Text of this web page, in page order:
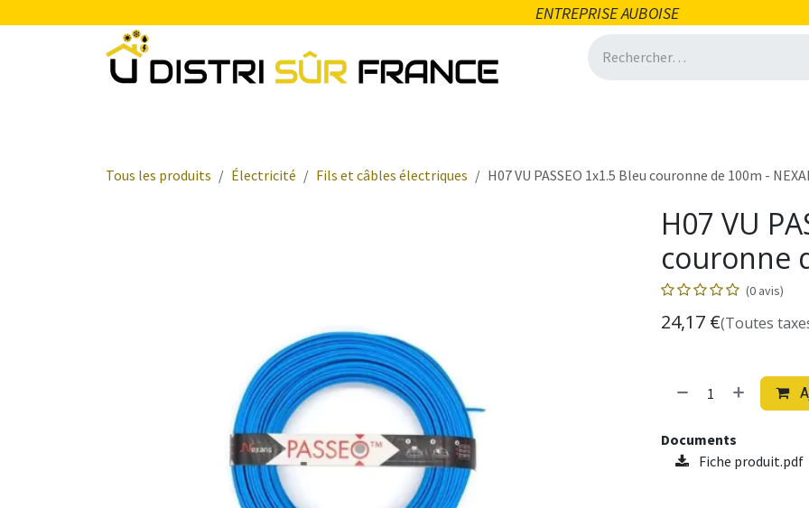
ENTREPRISE AUBOISE
Tous les produits Électricité Fils et câbles électriques H07 VU PASSEO 1x1.5 Bleu couronne de 100m -
H07 VU
couronne
(0 avis)
24,17 €(Toutes
Documents
Fiche produit.pdf